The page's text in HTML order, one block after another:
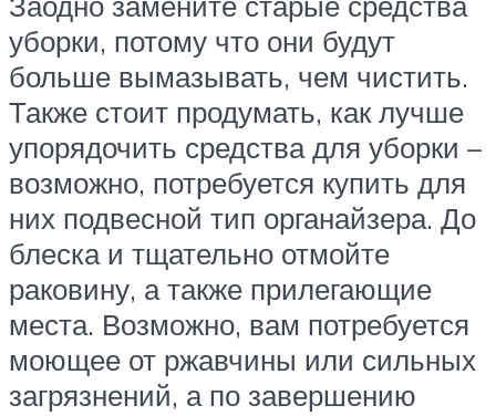
уборки, потому что они будут
больше вымазывать, чем чистить.
Также стоит продумать, как лучше
упорядочить средства для уборки –
возможно, потребуется купить для
них подвесной тип органайзера. До
блеска и тщательно отмойте
раковину, а также прилегающие
места. Возможно, вам потребуется
моющее от ржавчины или сильных
загрязнений, а по завершению